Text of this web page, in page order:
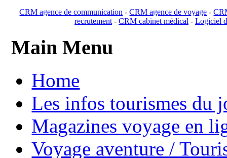
CRM agence de communication -CRM agence de voyage -
recrutement- CRM cabinet médical- Logiciel
Main Menu
Home
Les infos tourismes du
Magazines voyage en
Voyage aventure /